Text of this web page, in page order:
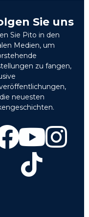
Sie uns
Sie Pito in den
Medien, um
zu fangen,
neuesten